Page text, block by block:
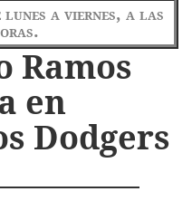
a viernes, a las
Ramos
en
Dodgers